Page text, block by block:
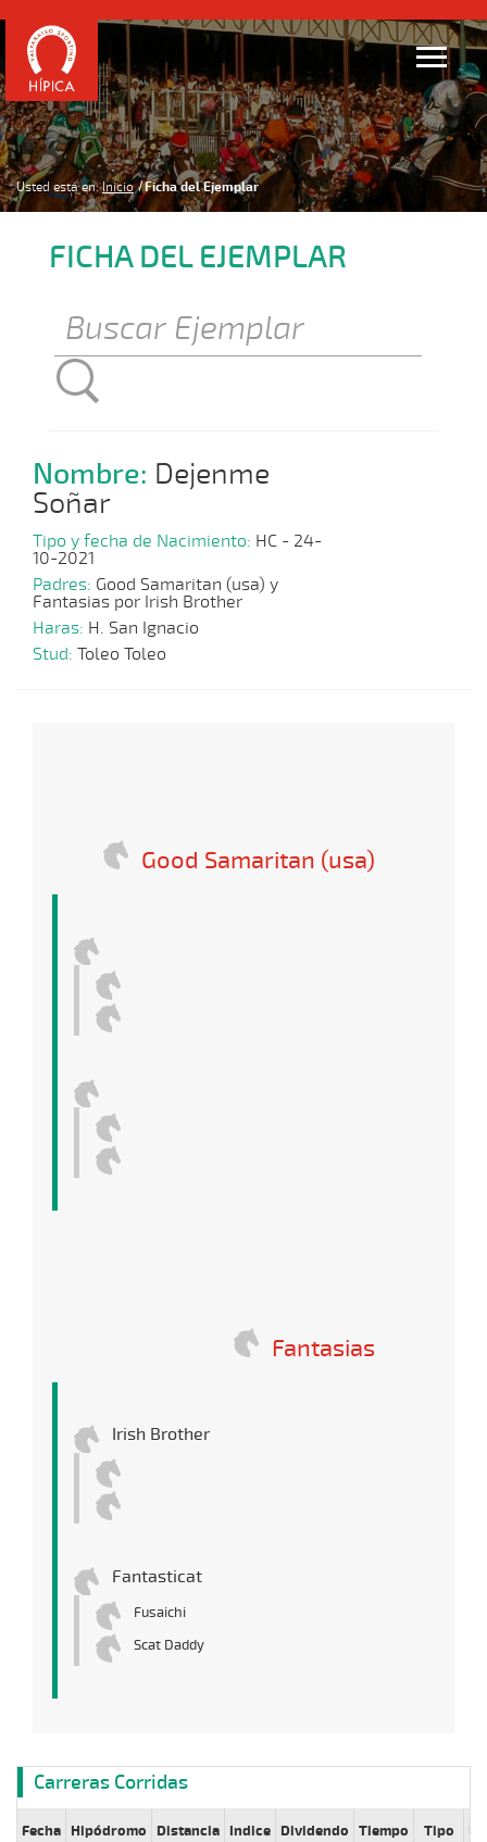
Usted está en: Inicio Ficha del Ejemplar
FICHA DEL EJEMPLAR
Nombre: Dejenme
Soñar
Tipo y fecha de Nacimiento: HC - 24-
10-2021
Padres: Good Samaritan (usa) y
Fantasias por Irish Brother
Haras: H. San Ignacio
Stud: Toleo Toleo
Good Samaritan (usa)
Fantasias
Irish Brother
Fantasticat
Fusaichi
Scat Daddy
Carreras Corridas
Fecha Hipódromo Distancia Indice Dividendo Tiempo Tipo Lº